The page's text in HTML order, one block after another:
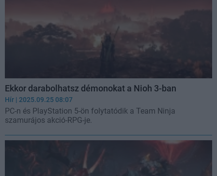
Ekkor darabolhatsz démonokat a Nioh 3-ban
Hír | 2025.09.25 08:07
PC-n és PlayStation 5-ön folytatódik a Team Ninja
szamurájos akció-RPG-je.